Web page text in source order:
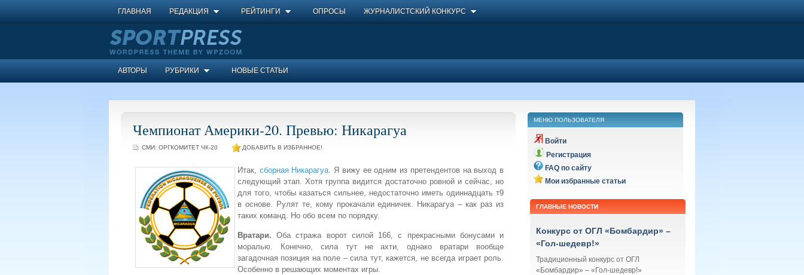
ГЛАВНАЯ РЕДАКЦИЯ РЕЙТИНГИ ОПРОСЫ ЖУРНАЛИСТСКИЙ КОНКУРС
АВТОРЫ РУБРИКИ НОВЫЕ СТАТЬИ
Чемпионат Америки-20. Превью: Никарагуа
СМИ: ОРГКОМИТЕТ ЧК-20 ДОБАВИТЬ В ИЗБРАННОЕ!
Итак, сборная Никарагуа. Я вижу ее одним из претендентов на выход в
следующий этап. Хотя группа видится достаточно ровной и сейчас, но
для того, чтобы казаться сильнее, недостаточно иметь одиннадцать т9
в основе. Рулят те, кому прокачали единичек. Никарагуа – как раз из
таких команд. Но обо всем по порядку.
Вратари.Оба стража ворот силой 166, с прекрасными бонусами и
моралью. Конечно, сила тут не ахти, однако вратари вообще
загадочная позиция на поле – сила тут, кажется, не всегда играет роль.
Особенно в решающих моментах игры.
МЕНЮ ПОЛЬЗОВАТЕЛЯ
Войти
Регистрация
FAQ по сайту
Мои избранные статьи
ГЛАВНЫЕ НОВОСТИ
Конкурс от ОГЛ «Бомбардир» –
«Гол-шедевр!»
Традиционный конкурс от ОГЛ
«Бомбардир» – «Гол-шедевр!»